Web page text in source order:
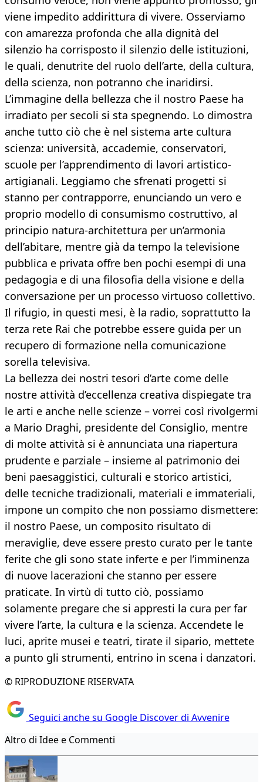
viene impedito addirittura di vivere. Osserviamo
con amarezza profonda che alla dignità del
silenzio ha corrisposto il silenzio delle istituzioni,
le quali, denutrite del ruolo dell’arte, della cultura,
della scienza, non potranno che inaridirsi.
L’immagine della bellezza che il nostro Paese ha
irradiato per secoli si sta spegnendo. Lo dimostra
anche tutto ciò che è nel sistema arte cultura
scienza: università, accademie, conservatori,
scuole per l’apprendimento di lavori artistico-
artigianali. Leggiamo che sfrenati progetti si
stanno per contrapporre, enunciando un vero e
proprio modello di consumismo costruttivo, al
principio natura-architettura per un’armonia
dell’abitare, mentre già da tempo la televisione
pubblica e privata offre ben pochi esempi di una
pedagogia e di una filosofia della visione e della
conversazione per un processo virtuoso collettivo.
Il rifugio, in questi mesi, è la radio, soprattutto la
terza rete Rai che potrebbe essere guida per un
recupero di formazione nella comunicazione
sorella televisiva.
La bellezza dei nostri tesori d’arte come delle
nostre attività d’eccellenza creativa dispiegate tra
le arti e anche nelle scienze – vorrei così rivolgermi
a Mario Draghi, presidente del Consiglio, mentre
di molte attività si è annunciata una riapertura
prudente e parziale – insieme al patrimonio dei
beni paesaggistici, culturali e storico artistici,
delle tecniche tradizionali, materiali e immateriali,
impone un compito che non possiamo dismettere:
il nostro Paese, un composito risultato di
meraviglie, deve essere presto curato per le tante
ferite che gli sono state inferte e per l’imminenza
di nuove lacerazioni che stanno per essere
praticate. In virtù di tutto ciò, possiamo
solamente pregare che si appresti la cura per far
vivere l’arte, la cultura e la scienza. Accendete le
luci, aprite musei e teatri, tirate il sipario, mettete
a punto gli strumenti, entrino in scena i danzatori.
© RIPRODUZIONE RISERVATA
Seguici anche su Google Discover di Avvenire
Altro di Idee e Commenti